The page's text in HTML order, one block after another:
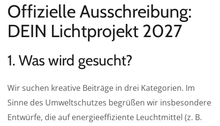
Offizielle Ausschreibung:
DEIN Lichtprojekt 2027
1. Was wird gesucht?
Wir suchen kreative Beiträge in drei Kategorien. Im
Sinne des Umweltschutzes begrüßen wir insbesondere
Entwürfe, die auf energieeffiziente Leuchtmittel (z. B.